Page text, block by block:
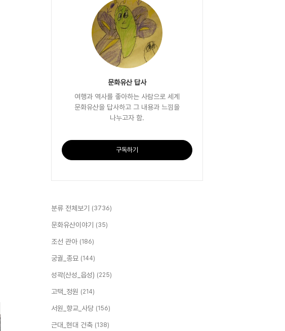
문화유산 답사
여행과 역사를 좋아하는 사람으로 세계
문화유산을 답사하고 그 내용과 느낌을
나누고자 함.
구독하기
분류 전체보기 (3736)
문화유산이야기 (35)
조선 관아 (186)
궁궐_종묘 (144)
성곽(산성_읍성) (225)
고택_정원 (214)
서원_향교_사당 (156)
근대_현대 건축 (138)